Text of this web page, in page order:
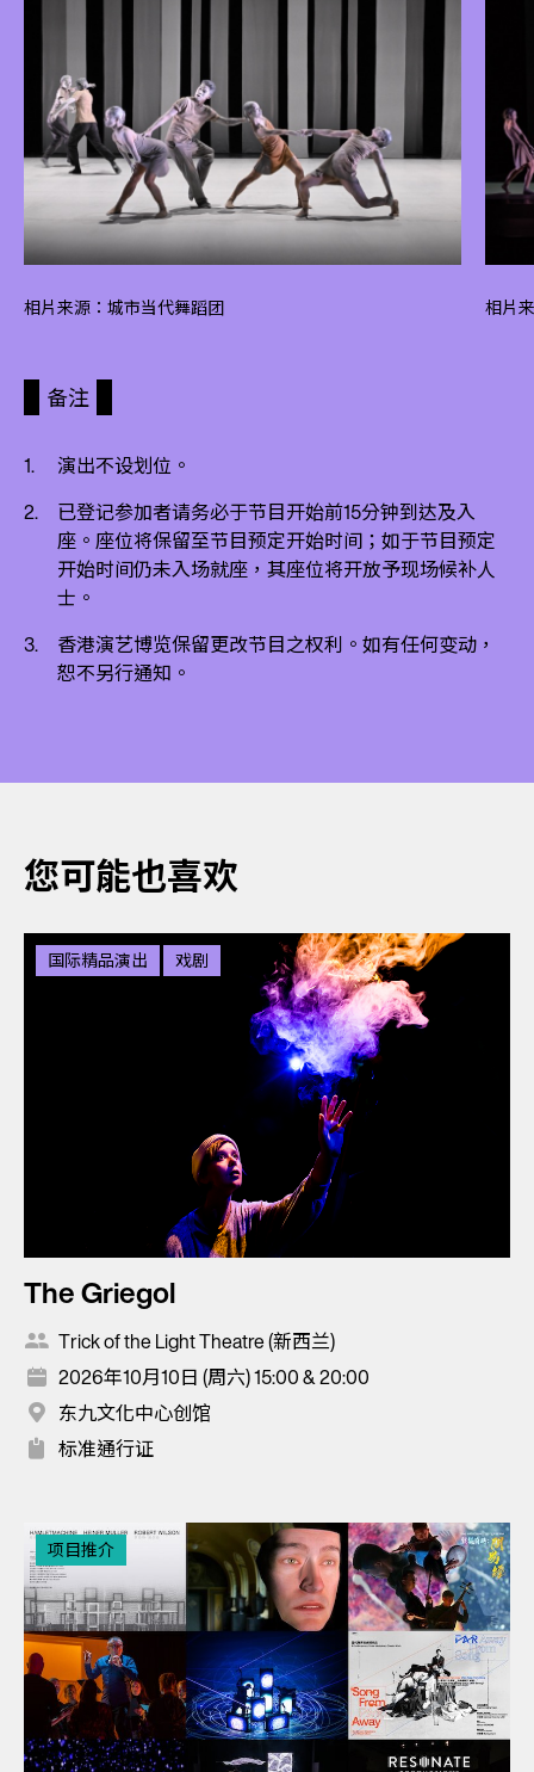
相片来源：城市当代舞蹈团 相片
备注
演出不设划位。
已登记参加者请务必于节目开始前15分钟到达及入
座。座位将保留至节目预定开始时间；如于节目预定
开始时间仍未入场就座，其座位将开放予现场候补人
士。
香港演艺博览保留更改节目之权利。如有任何变动，
恕不另行通知。
您可能也喜欢
国际精品演出 戏剧
The Griegol
Trick of the Light Theatre (新西兰)
2026年10月10日 (周六) 15:00 & 20:00
东九文化中心创馆
标准通行证
项目推介